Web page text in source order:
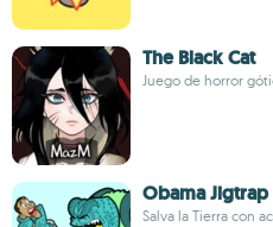
The Black Cat
Juego de horror
Obama
Salva la Tierra con